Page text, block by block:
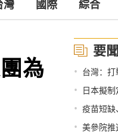
灣 國際 綜合
為
要聞
• 台灣：打
• 日本擬
• 疫苗短缺
• 美參院